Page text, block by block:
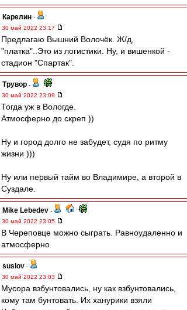
Карелин -
30 май 2022 23:17
Предлагаю Вышний Волочёк. Ж/д,
"платка"..Это из логистики. Ну, и вишенкой -
стадион "Спартак".
Трувор -
30 май 2022 23:09
Тогда уж в Вологде.
Атмосферно до скреп ))
Ну и город долго не забудет, судя по ритму
жизни )))
Ну или первый тайм во Владимире, а второй в
Суздале.
Mike Lebedev -
30 май 2022 23:05
В Череповце можно сыграть. Равноудаленно и
атмосферно
suslov -
30 май 2022 23:03
Мусора взбунтовались, ну как взбунтовались,
кому там бунтовать. Их ханурики взяли